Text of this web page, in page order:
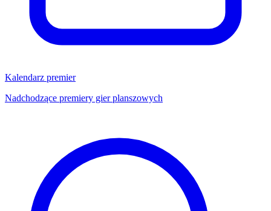
Kalendarz premier
Nadchodzące premiery gier planszowych